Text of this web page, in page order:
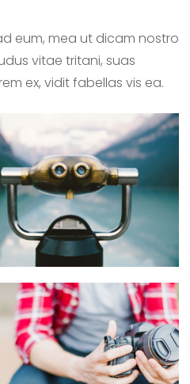
eum, mea ut dicam nostro
vitae tritani, suas
ex, vidit fabellas vis ea.